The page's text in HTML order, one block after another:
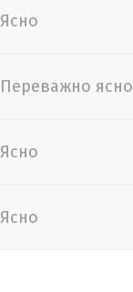
Ясно
Переважно ясно
Ясно
Ясно